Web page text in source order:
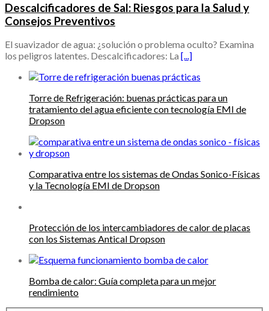
Descalcificadores de Sal: Riesgos para la Salud y
Consejos Preventivos
El suavizador de agua: ¿solución o problema oculto? Examina
los peligros latentes. Descalcificadores: La [...]
Torre de Refrigeración: buenas prácticas para un
tratamiento del agua eficiente con tecnología EMI de
Dropson
Comparativa entre los sistemas de Ondas Sonico-Físicas
y la Tecnología EMI de Dropson
Protección de los intercambiadores de calor de placas
con los Sistemas Antical Dropson
Bomba de calor: Guía completa para un mejor
rendimiento